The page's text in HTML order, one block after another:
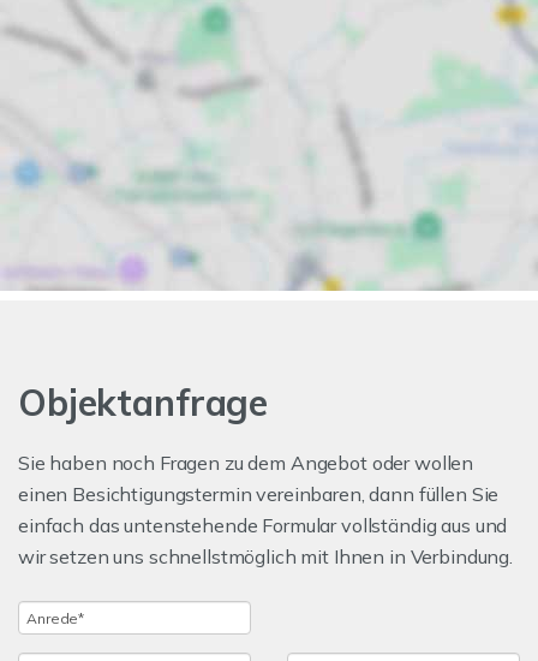
Objektanfrage
Sie haben noch Fragen zu dem Angebot oder wollen
einen Besichtigungstermin vereinbaren, dann füllen Sie
einfach das untenstehende Formular vollständig aus und
wir setzen uns schnellstmöglich mit Ihnen in Verbindung.